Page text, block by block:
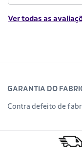
Ver todas as
GARANTIA DO
Contra defeito de